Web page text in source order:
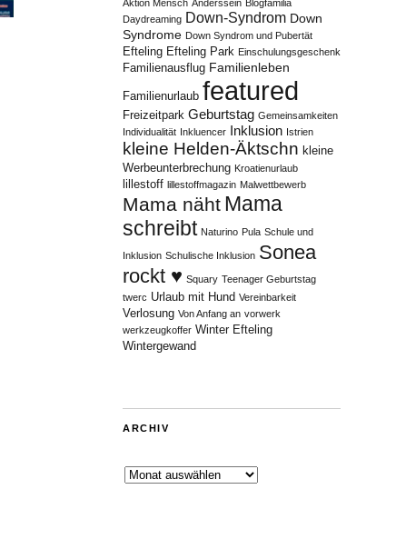
Aktion Mensch Anderssein Blogfamilia
Daydreaming Down-Syndrom Down
Syndrome Down Syndrom und Pubertät
Efteling Efteling Park Einschulungsgeschenk
Familienausflug Familienleben
Familienurlaub featured
Freizeitpark Geburtstag Gemeinsamkeiten
Individualität Inkluencer Inklusion Istrien
kleine Helden-Äktschn kleine
Werbeunterbrechung Kroatienurlaub
lillestoff lillestoffmagazin Malwettbewerb
Mama näht Mama
schreibt Naturino Pula Schule und
Inklusion Schulische Inklusion Sonea
rockt ♥ Squary Teenager Geburtstag
twerc Urlaub mit Hund Vereinbarkeit
Verlosung Von Anfang an vorwerk
werkzeugkoffer Winter Efteling
Wintergewand
ARCHIV
Archiv